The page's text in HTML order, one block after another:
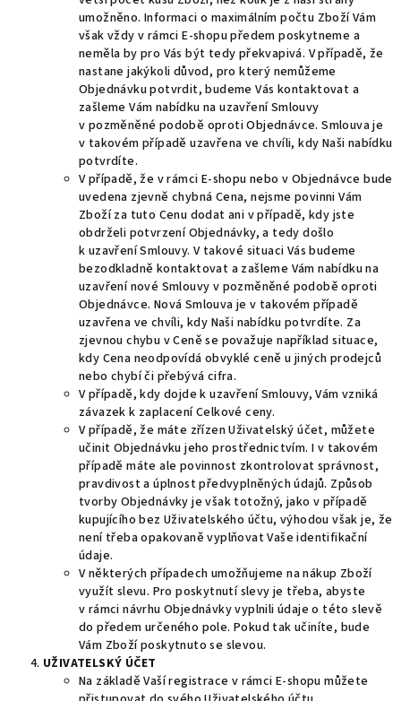
umožněno. Informaci o maximálním počtu Zboží Vám
však vždy v rámci E-shopu předem poskytneme a
neměla by pro Vás být tedy překvapivá. V případě, že
nastane jakýkoli důvod, pro který nemůžeme
Objednávku potvrdit, budeme Vás kontaktovat a
zašleme Vám nabídku na uzavření Smlouvy
v pozměněné podobě oproti Objednávce. Smlouva je
v takovém případě uzavřena ve chvíli, kdy Naši nabídku
potvrdíte.
V případě, že v rámci E-shopu nebo v Objednávce bude
uvedena zjevně chybná Cena, nejsme povinni Vám
Zboží za tuto Cenu dodat ani v případě, kdy jste
obdrželi potvrzení Objednávky, a tedy došlo
k uzavření Smlouvy. V takové situaci Vás budeme
bezodkladně kontaktovat a zašleme Vám nabídku na
uzavření nové Smlouvy v pozměněné podobě oproti
Objednávce. Nová Smlouva je v takovém případě
uzavřena ve chvíli, kdy Naši nabídku potvrdíte. Za
zjevnou chybu v Ceně se považuje například situace,
kdy Cena neodpovídá obvyklé ceně u jiných prodejců
nebo chybí či přebývá cifra.
V případě, kdy dojde k uzavření Smlouvy, Vám vzniká
závazek k zaplacení Celkové ceny.
V případě, že máte zřízen Uživatelský účet, můžete
učinit Objednávku jeho prostřednictvím. I v takovém
případě máte ale povinnost zkontrolovat správnost,
pravdivost a úplnost předvyplněných údajů. Způsob
tvorby Objednávky je však totožný, jako v případě
kupujícího bez Uživatelského účtu, výhodou však je, že
není třeba opakovaně vyplňovat Vaše identifikační
údaje.
V některých případech umožňujeme na nákup Zboží
využít slevu. Pro poskytnutí slevy je třeba, abyste
v rámci návrhu Objednávky vyplnili údaje o této slevě
do předem určeného pole. Pokud tak učiníte, bude
Vám Zboží poskytnuto se slevou.
UŽIVATELSKÝ ÚČET
Na základě Vaší registrace v rámci E-shopu můžete